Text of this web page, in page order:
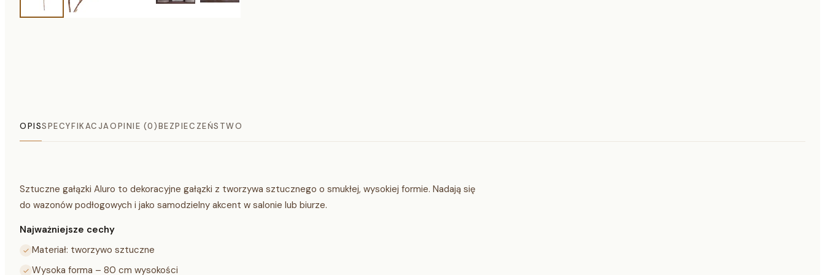
OPISSPECYFIKACJAOPINIE (0)BEZPIECZEŃSTWO
Sztuczne gałązki Aluro to dekoracyjne gałązki z tworzywa sztucznego o smukłej, wysokiej formie. Nadają się
do wazonów podłogowych i jako samodzielny akcent w salonie lub biurze.
Najważniejsze cechy
Materiał: tworzywo sztuczne
Wysoka forma – 80 cm wysokości